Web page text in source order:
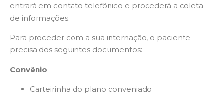
entrará em contato telefônico e procederá a coleta
de informações.
Para proceder com a sua internação, o paciente
precisa dos seguintes documentos:
Convênio
Carteirinha do plano conveniado